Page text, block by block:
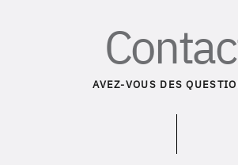
AVEZ-VOUS DES